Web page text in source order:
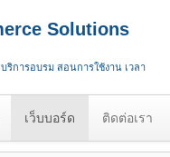
Solutions
ริการอบรม สอนการใช้งาน เวลา
เว็บบอร์ด ติดต่อเรา